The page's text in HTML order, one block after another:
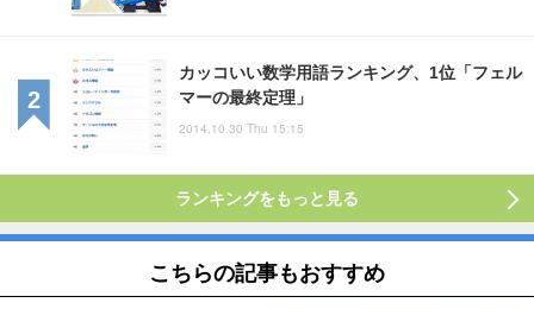
カッコいい数学用語ランキング、1位「フェル
マーの最終定理」
2014.10.30 Thu 15:15
ランキングをもっと見る
こちらの記事もおすすめ